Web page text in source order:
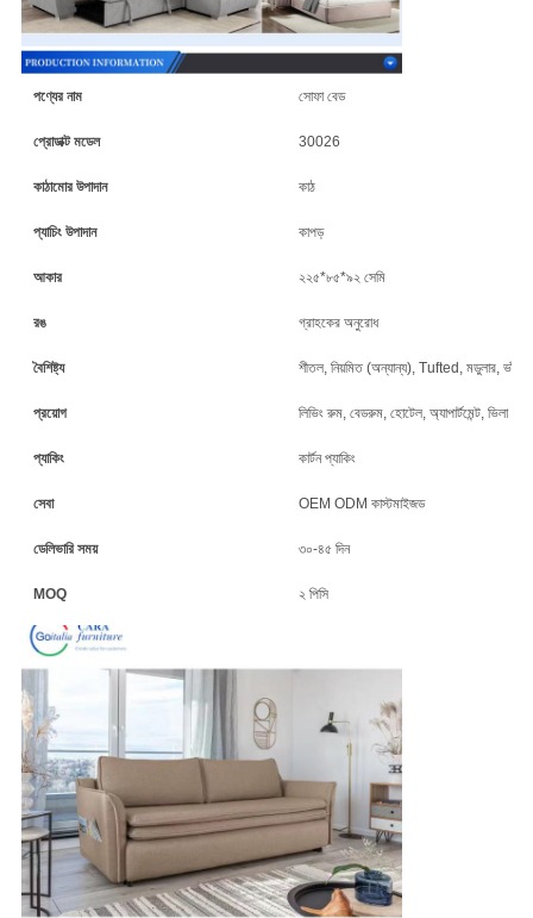
পণ্যের নাম সোফা বেড
প্রোডাক্ট মডেল 30026
কাঠামোর উপাদান কাঠ
প্যাচিং উপাদান কাপড়
আকার ২২৫*৮৫*৯২ সেমি
রঙ গ্রাহকের অনুরোধ
বৈশিষ্ট্য শীতল, নিয়মিত (অন্যান্য), Tufted, মডুলার,
প্রয়োগ লিভিং রুম, বেডরুম, হোটেল, অ্যাপার্টমেন্ট, ভিলা
প্যাকিং কার্টন প্যাকিং
সেবা OEM ODM কাস্টমাইজড
ডেলিভারি সময় ৩০-৪৫ দিন
MOQ ২ পিসি